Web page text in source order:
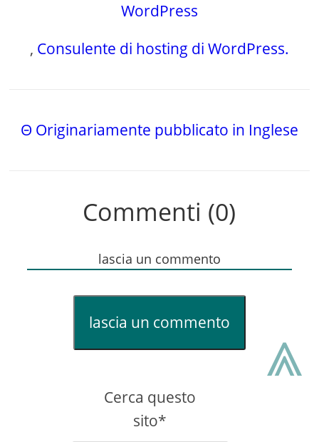
WordPress
, Consulente di hosting di WordPress.
Θ Originariamente pubblicato in Inglese
Commenti (0)
lascia un commento
lascia un commento
Cerca questo
sito*
⩓